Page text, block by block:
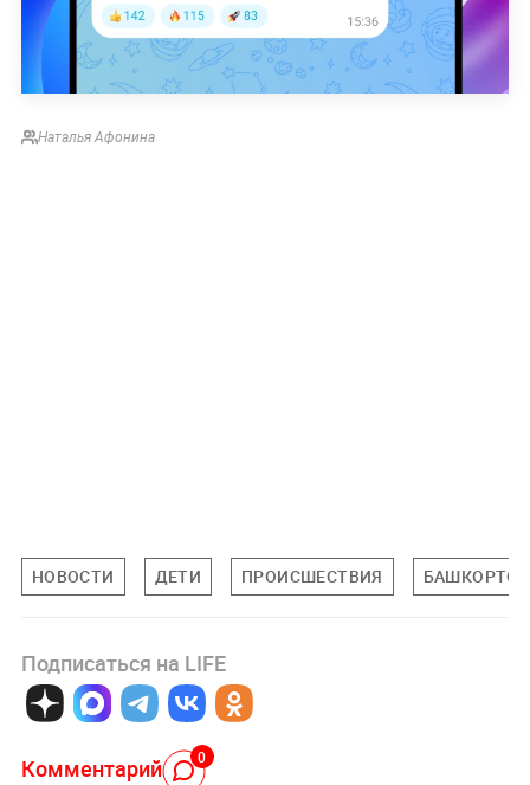
Наталья Афонина
НОВОСТИ ДЕТИ ПРОИСШЕСТВИЯ
Подписаться на LIFE
Комментарий 0